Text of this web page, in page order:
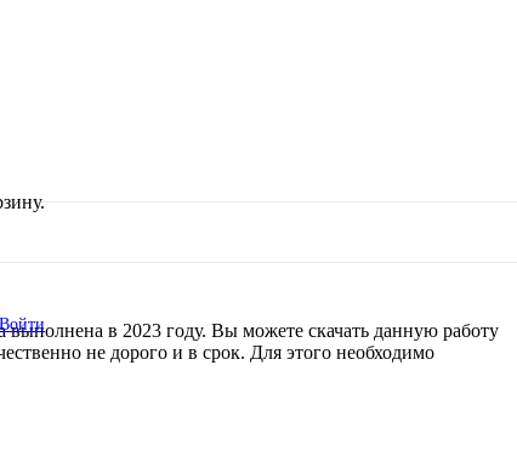
Войти
в 2023 году. Вы можете скачать данную работу
не дорого и в срок. Для этого необходимо